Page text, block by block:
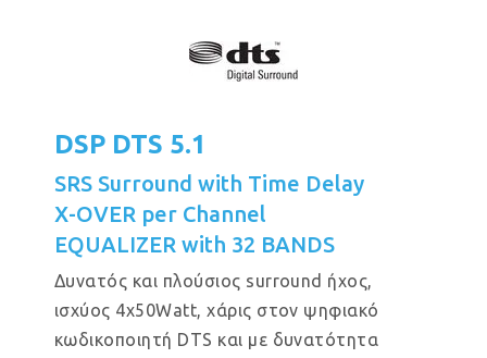
DSP DTS 5.1
SRS Surround with Time Delay
X-OVER per Channel
EQUALIZER with 32 BANDS
Δυνατός και πλούσιος surround ήχος,
ισχύος 4x50Watt, χάρις στον ψηφιακό
κωδικοποιητή DTS και με δυνατότητα